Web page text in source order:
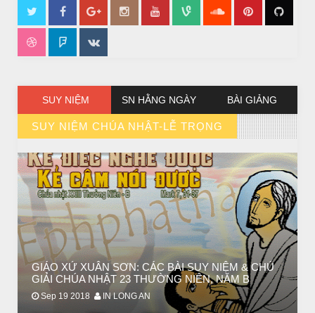
SUY NIỆM SN HẰNG NGÀY BÀI GIẢNG
SUY NIỆM CHÚA NHẬT-LỄ TRỌNG
// VIEW MORE BY SUY NIỆM CHÚA NHẬT-LỄ TRỌNG
GIÁO XỨ XUÂN SƠN: CÁC BÀI SUY NIỆM & CHÚ
GIẢI CHÚA NHẬT 23 THƯỜNG NIÊN, NĂM B
Sep 19 2018 IN LONG AN
CÔ BÉ BÁN DIÊM
CHUYỆN Ý NGHĨA
ĐÊM NOEL ĐẸP NHẤT TRONG ĐỜI